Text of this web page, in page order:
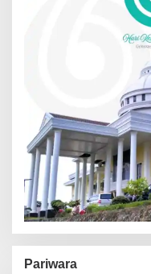
Pariwara